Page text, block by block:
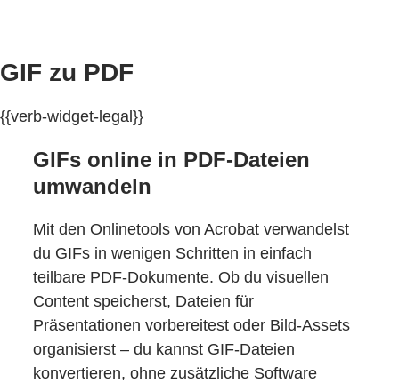
GIF zu PDF
{{verb-widget-legal}}
GIFs online in PDF-Dateien
umwandeln
Mit den Onlinetools von Acrobat verwandelst
du GIFs in wenigen Schritten in einfach
teilbare PDF-Dokumente. Ob du visuellen
Content speicherst, Dateien für
Präsentationen vorbereitest oder Bild-Assets
organisierst – du kannst GIF-Dateien
konvertieren, ohne zusätzliche Software